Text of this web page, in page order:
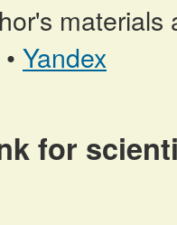
materials
• Yandex
for